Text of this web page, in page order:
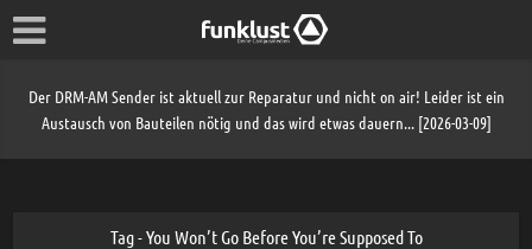
Der DRM-AM Sender ist aktuell zur Reparatur und nicht on air! Leider ist ein
Austausch von Bauteilen nötig und das wird etwas dauern... [2026-03-09]
Tag - You Won’t Go Before You’re Supposed To